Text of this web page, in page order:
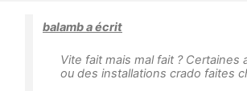
balamb a écrit
Vite fait mais mal fait ?
ou des installations crado faites